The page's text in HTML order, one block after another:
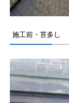
施工前・苔多し